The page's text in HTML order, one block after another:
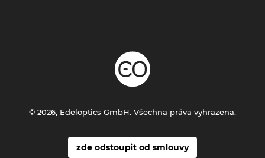
zde odstoupit od smlouvy
© 2026, Edeloptics GmbH. Všechna práva vyhrazena.